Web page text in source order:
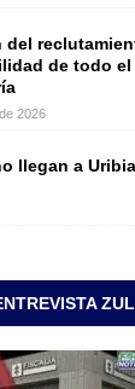
del
de todo el
2026
llegan a